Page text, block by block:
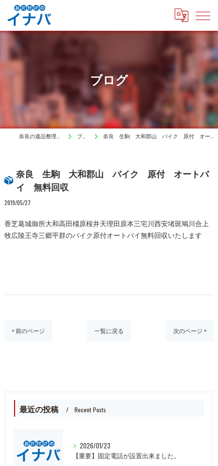
ブログ
ブログ 奈良 生駒 大和郡山 バイク 原付 オートバイ 無料回収
奈良 生駒 大和郡山 バイク 原付 オートバ
イ 無料回収
2019/05/27
香芝葛城御所大和高田橿原桜井天理田原本三宅川西安堵斑鳩川合上
牧広陵王寺三郷平群のバイク原付オートバイ無料回収いたします
< 前のページ 一覧に戻る 次のページ >
最近の投稿 Recent Posts
2026/01/23
【重要】固定電話が設置出来ました。